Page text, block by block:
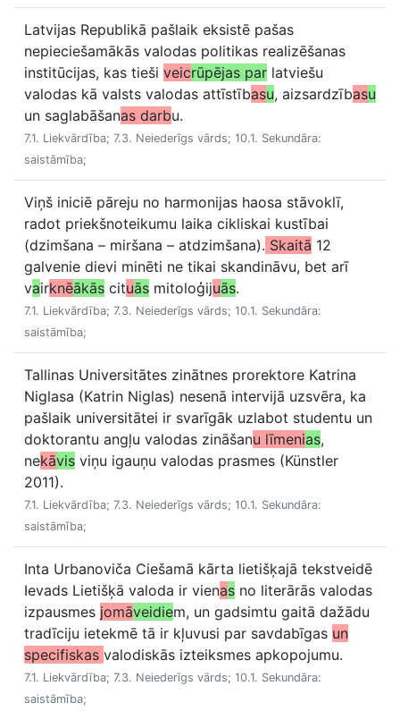
Latvijas Republikā pašlaik eksistē pašas
nepieciešamākās valodas politikas realizēšanas
institūcijas, kas tieši veicrūpējas par latviešu
valodas kā valsts valodas attīstībasu, aizsardzībasu
un saglabāšanas darbu.
7.1. Liekvārdība; 7.3. Neiederīgs vārds; 10.1. Sekundāra:
saistāmība;
Viņš iniciē pāreju no harmonijas haosa stāvoklī,
radot priekšnoteikumu laika cikliskai kustībai
(dzimšana – miršana – atdzimšana). Skaitā 12
galvenie dievi minēti ne tikai skandināvu, bet arī
vairknēākās cituās mitoloģijuās.
7.1. Liekvārdība; 7.3. Neiederīgs vārds; 10.1. Sekundāra:
saistāmība;
Tallinas Universitātes zinātnes prorektore Katrina
Niglasa (Katrin Niglas) nesenā intervijā uzsvēra, ka
pašlaik universitātei ir svarīgāk uzlabot studentu un
doktorantu angļu valodas zināšanu līmenias,
nekāvis viņu igauņu valodas prasmes (Künstler
2011).
7.1. Liekvārdība; 7.3. Neiederīgs vārds; 10.1. Sekundāra:
saistāmība;
Inta Urbanoviča Ciešamā kārta lietišķajā tekstveidē
Ievads Lietišķā valoda ir vienas no literārās valodas
izpausmes jomāveidiem, un gadsimtu gaitā dažādu
tradīciju ietekmē tā ir kļuvusi par savdabīgas un
specifiskas valodiskās izteiksmes apkopojumu.
7.1. Liekvārdība; 7.3. Neiederīgs vārds; 10.1. Sekundāra:
saistāmība;